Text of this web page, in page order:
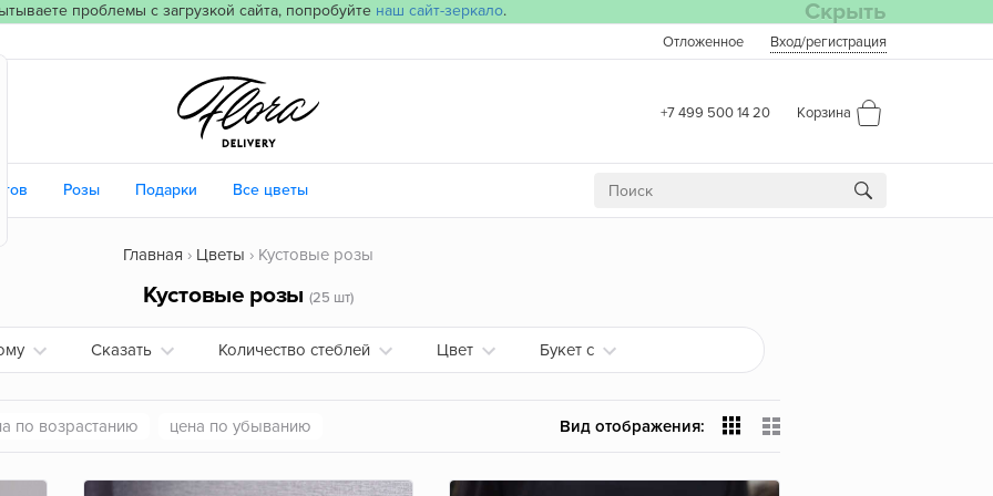
проблемы с загрузкой сайта, попробуйте наш сайт-зеркало. Скрыть
Отложенное Вход/регистрация
+7 499 500 14 20 Корзина
Розы Подарки Все цветы
Главная Цветы Кустовые розы
Кустовые розы (25 шт)
Сказать Количество стеблей Цвет Букет с
по возрастанию цена по убыванию Вид отображения: